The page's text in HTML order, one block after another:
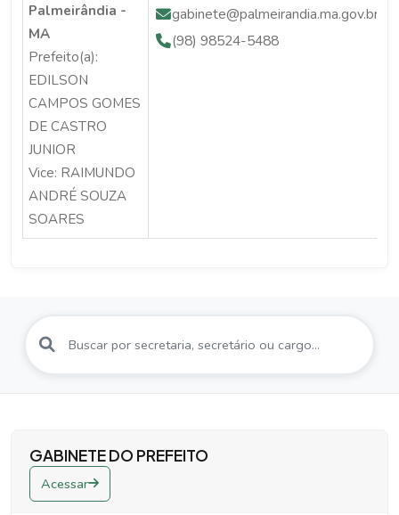
Palmeirândia -
MA
Prefeito(a):
EDILSON
CAMPOS GOMES
DE CASTRO
JUNIOR
Vice: RAIMUNDO
ANDRÉ SOUZA
SOARES
gabinete@palmeirandia.ma.gov.br
(98) 98524-5488
GABINETE DO PREFEITO
Acessar